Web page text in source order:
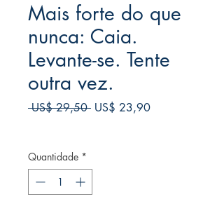
Mais forte do que
nunca: Caia.
Levante-se. Tente
outra vez.
US$ 29,50 Preço
US$ 23,90Preço
Quantidade *